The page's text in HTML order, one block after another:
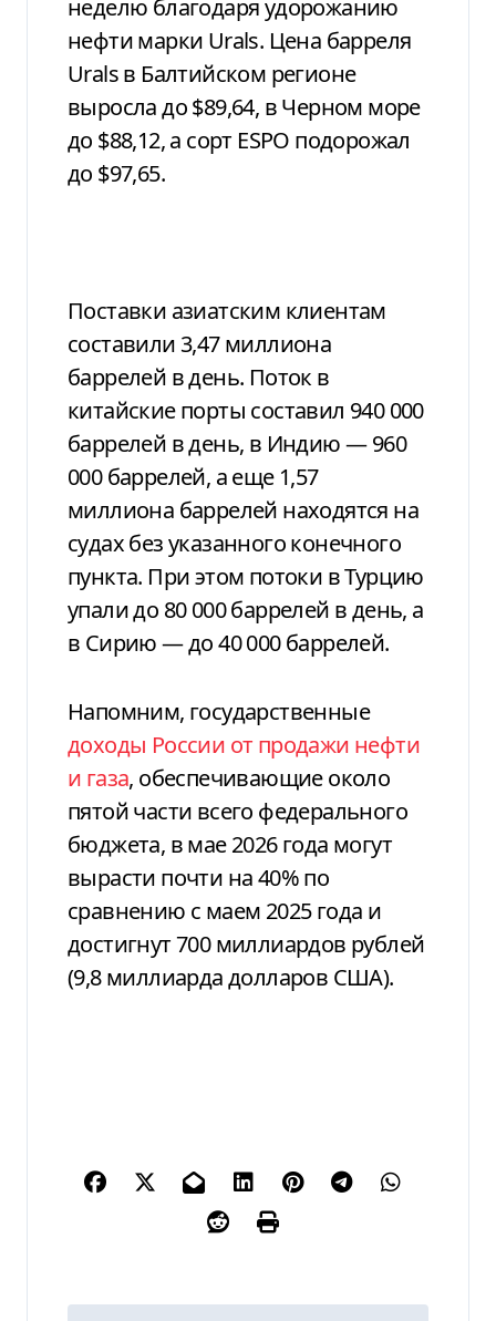
неделю благодаря удорожанию
нефти марки Urals. Цена барреля
Urals в Балтийском регионе
выросла до $89,64, в Черном море
до $88,12, а сорт ESPO подорожал
до $97,65.
Поставки азиатским клиентам
составили 3,47 миллиона
баррелей в день. Поток в
китайские порты составил 940 000
баррелей в день, в Индию — 960
000 баррелей, а еще 1,57
миллиона баррелей находятся на
судах без указанного конечного
пункта. При этом потоки в Турцию
упали до 80 000 баррелей в день, а
в Сирию — до 40 000 баррелей.
Напомним, государственные
доходы России от продажи нефти
и газа, обеспечивающие около
пятой части всего федерального
бюджета, в мае 2026 года могут
вырасти почти на 40% по
сравнению с маем 2025 года и
достигнут 700 миллиардов рублей
(9,8 миллиарда долларов США).